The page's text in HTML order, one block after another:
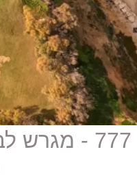
777 - מגרש לבניית וילה בבית ינאי מול הים